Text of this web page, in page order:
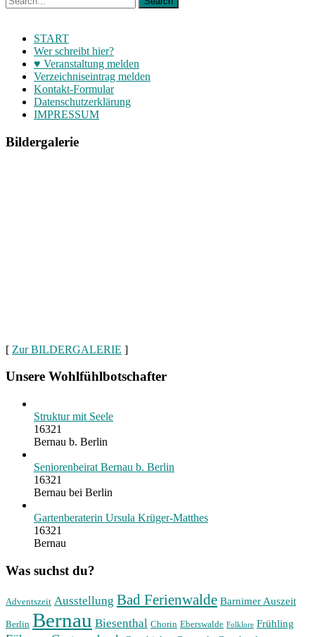
START
Wer schreibt hier?
♥ Veranstaltung melden
Verzeichniseintrag melden
Kontakt-Formular
Datenschutzerklärung
IMPRESSUM
Bildergalerie
[ Zur BILDERGALERIE ]
Unsere Wohlfühlbotschafter
Struktur mit Seele
16321
Bernau b. Berlin
Seniorenbeirat Bernau b. Berlin
16321
Bernau bei Berlin
Gartenberaterin Ursula Krüger-Matthes
16321
Bernau
Was suchst du?
Adventszeit Ausstellung Bad Ferienwalde Barnimer Auszeit
Berlin Bernau Biesenthal Chorin Eberswalde Folklore Frühling